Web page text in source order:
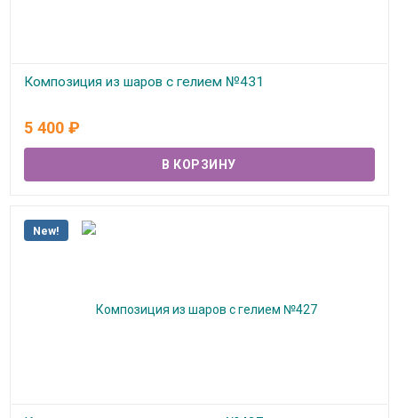
Композиция из шаров с гелием №431
5 400 ₽
New!